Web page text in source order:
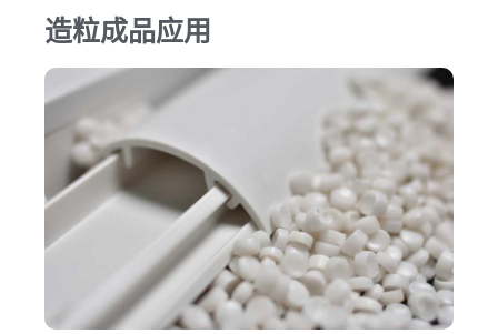
造粒成品应用